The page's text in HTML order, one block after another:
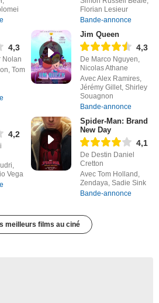
Florian Lesieur
Bande-annonce
4,3
Nolan
Tom
Jim Queen
4,3
De Marco Nguyen,
Nicolas Athane
Avec Alex Ramires,
Jérémy Gillet, Shirley
Souagnon
Bande-annonce
4,2
Vega
Spider-Man: Brand
New Day
4,1
De Destin Daniel
Cretton
Avec Tom Holland,
Zendaya, Sadie Sink
Bande-annonce
meilleurs films au ciné